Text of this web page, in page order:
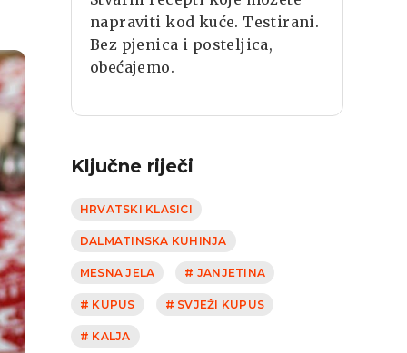
napraviti kod kuće. Testirani.
Bez pjenica i posteljica,
obećajemo.
Ključne riječi
HRVATSKI KLASICI
DALMATINSKA KUHINJA
MESNA JELA # JANJETINA
# KUPUS # SVJEŽI KUPUS
# KALJA